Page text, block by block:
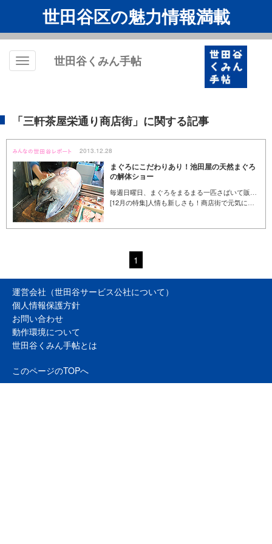
世田谷区の魅力情報満載
Toggle
世田谷くみん手帖
「三軒茶屋栄通り商店街」に関する記事
2013.12.28
まぐろにこだわりあり！池田屋の天然まぐろ
の解体ショー
[12月の特集]人情も新しさも！商店街で元気になる買い物を
1
運営会社（世田谷サービス公社について）
個人情報保護方針
お問い合わせ
動作環境について
世田谷くみん手帖とは
このページのTOPへ